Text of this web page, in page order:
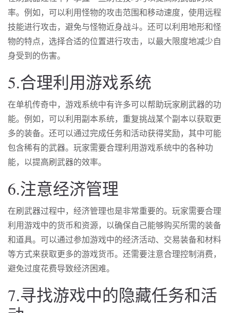
率。例如，可以利用怪物的攻击范围和移动速度，使用远程
技能进行攻击，避免与怪物近身战斗。还可以利用地形和怪
物的特点，选择合适的位置进行攻击，以最大限度地减少自
身受到的伤害。
5.合理利用游戏系统
在单机传奇中，游戏系统中有许多可以帮助玩家刷武器的功
能。例如，可以利用副本系统，重复挑战某个副本以获取更
多的装备。还可以通过完成任务和活动获得奖励，其中可能
包含稀有的武器。玩家需要合理利用游戏系统中的各种功
能，以提高刷武器的效率。
6.注意经济管理
在刷武器过程中，经济管理也是非常重要的。玩家需要合理
利用游戏中的货币和资源，以确保自己能够购买所需的装备
和道具。可以通过参加游戏中的经济活动、交易装备和材料
等方式来获取更多的游戏货币。还需要注意合理控制消费，
避免过度花费导致经济困难。
7.寻找游戏中的隐藏任务和活